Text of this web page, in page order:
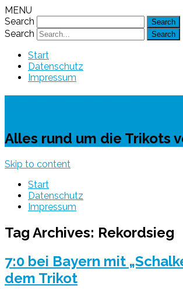
MENU
Search
Search
Start
Datenschutz
Impressum
Alles rund um die Trikots
Skip to content
Start
Datenschutz
Impressum
Tag Archives: Rekordsieg
7:0 bei Bayern mit
dem Trikot